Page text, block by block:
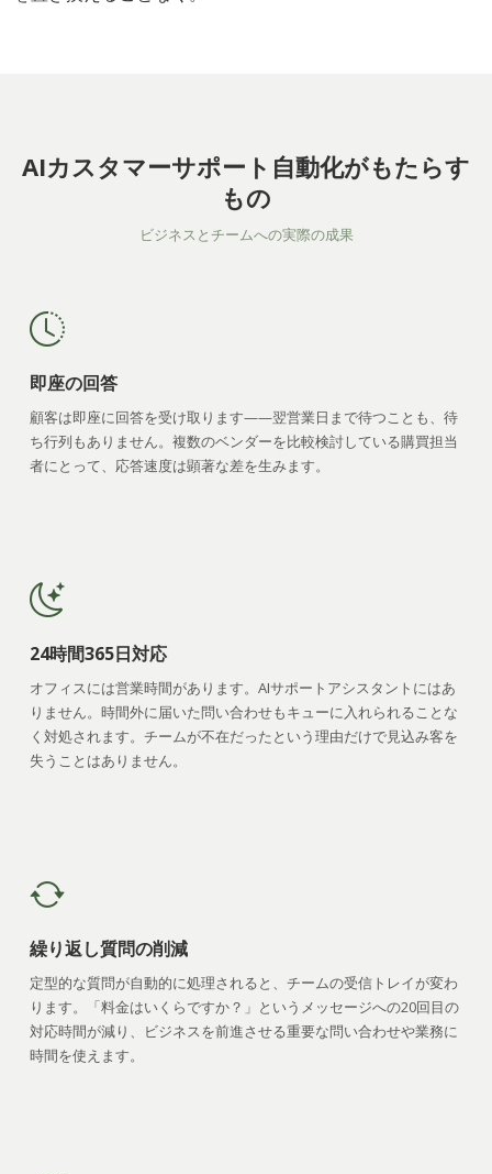
AIカスタマーサポート自動化がもたらす
もの
ビジネスとチームへの実際の成果
即座の回答
顧客は即座に回答を受け取ります——翌営業日まで待つことも、待
ち行列もありません。複数のベンダーを比較検討している購買担当
者にとって、応答速度は顕著な差を生みます。
24時間365日対応
オフィスには営業時間があります。AIサポートアシスタントにはあ
りません。時間外に届いた問い合わせもキューに入れられることな
く対処されます。チームが不在だったという理由だけで見込み客を
失うことはありません。
繰り返し質問の削減
定型的な質問が自動的に処理されると、チームの受信トレイが変わ
ります。「料金はいくらですか？」というメッセージへの20回目の
対応時間が減り、ビジネスを前進させる重要な問い合わせや業務に
時間を使えます。